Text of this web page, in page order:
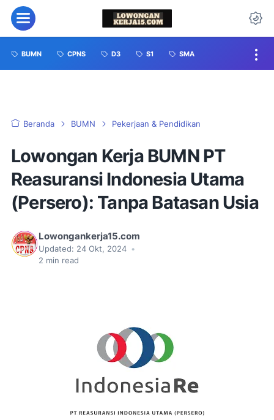
BUMN CPNS D3 S1 SMA
Beranda BUMN Pekerjaan & Pendidikan
Lowongan Kerja BUMN PT
Reasuransi Indonesia Utama
(Persero): Tanpa Batasan Usia
Lowongankerja15.com
Updated: 24 Okt, 2024 •
2 min read